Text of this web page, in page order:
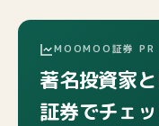
MOOMOO証券 PR
著名投資家
証券でチェッ